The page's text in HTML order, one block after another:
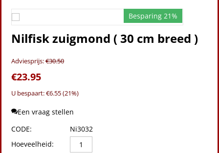
Besparing 21%
Nilfisk zuigmond ( 30 cm breed )
Adviesprijs:€30.50
€23.95
U bespaart: €6.55(21%)
Een vraag stellen
CODE:
Ni3032
Hoeveelheid: